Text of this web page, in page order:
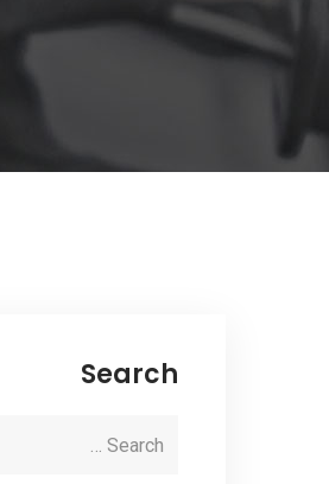
Search